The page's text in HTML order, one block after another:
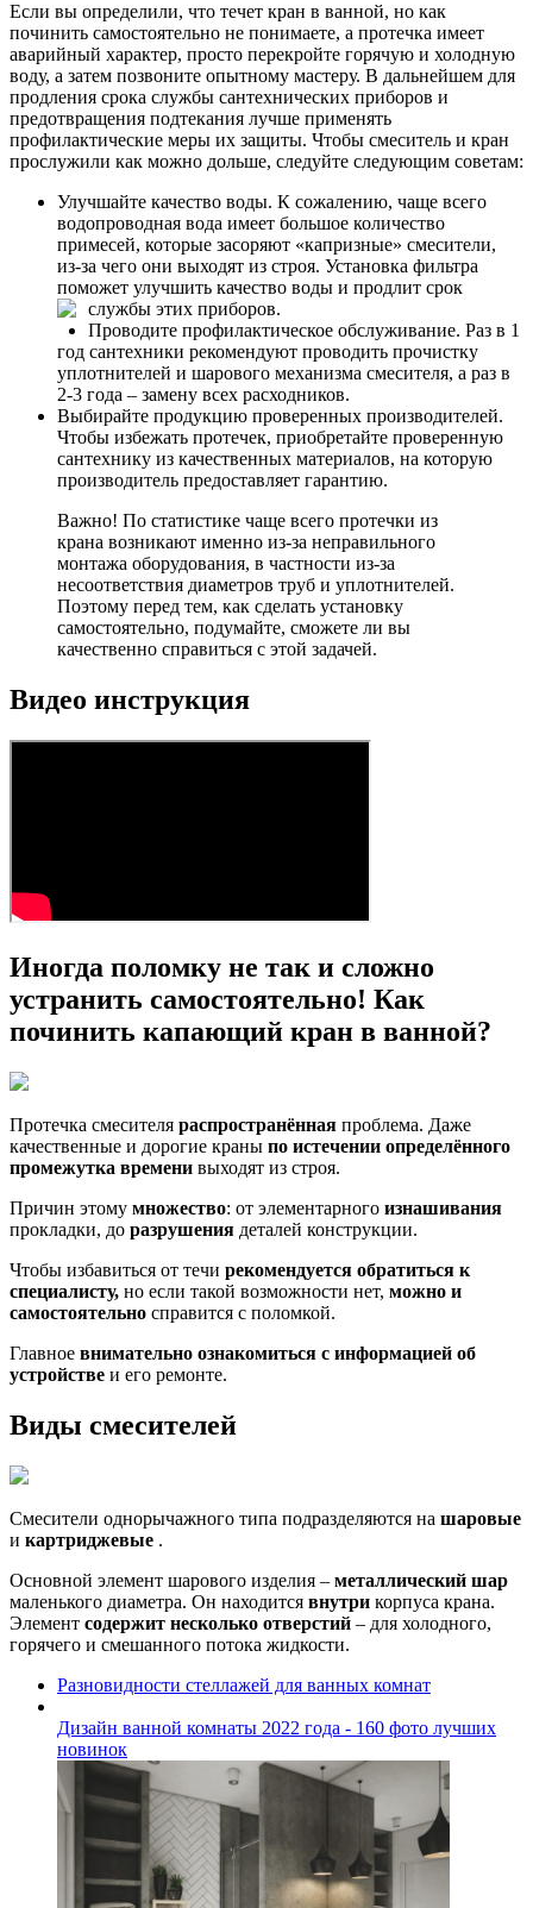
Если вы определили, что течет кран в ванной, но как
починить самостоятельно не понимаете, а протечка имеет
аварийный характер, просто перекройте горячую и холодную
воду, а затем позвоните опытному мастеру. В дальнейшем для
продления срока службы сантехнических приборов и
предотвращения подтекания лучше применять
профилактические меры их защиты. Чтобы смеситель и кран
прослужили как можно дольше, следуйте следующим советам:
Улучшайте качество воды. К сожалению, чаще всего
водопроводная вода имеет большое количество
примесей, которые засоряют «капризные» смесители,
из-за чего они выходят из строя. Установка фильтра
поможет улучшить качество воды и продлит срок
службы этих приборов.
Проводите профилактическое обслуживание. Раз в 1
год сантехники рекомендуют проводить прочистку
уплотнителей и шарового механизма смесителя, а раз в
2-3 года – замену всех расходников.
Выбирайте продукцию проверенных производителей.
Чтобы избежать протечек, приобретайте проверенную
сантехнику из качественных материалов, на которую
производитель предоставляет гарантию.
Важно! По статистике чаще всего протечки из
крана возникают именно из-за неправильного
монтажа оборудования, в частности из-за
несоответствия диаметров труб и уплотнителей.
Поэтому перед тем, как сделать установку
самостоятельно, подумайте, сможете ли вы
качественно справиться с этой задачей.
Видео инструкция
Иногда поломку не так и сложно
устранить самостоятельно! Как
починить капающий кран в ванной?
Протечка смесителя распространённая проблема. Даже
качественные и дорогие краны по истечении определённого
промежутка времени выходят из строя.
Причин этому множество: от элементарного изнашивания
прокладки, до разрушения деталей конструкции.
Чтобы избавиться от течи рекомендуется обратиться к
специалисту, но если такой возможности нет, можно и
самостоятельно справится с поломкой.
Главное внимательно ознакомиться с информацией об
устройстве и его ремонте.
Виды смесителей
Смесители однорычажного типа подразделяются на шаровые
и картриджевые .
Основной элемент шарового изделия – металлический шар
маленького диаметра. Он находится внутри корпуса крана.
Элемент содержит несколько отверстий – для холодного,
горячего и смешанного потока жидкости.
Разновидности стеллажей для ванных комнат
Дизайн ванной комнаты 2022 года - 160 фото лучших
новинок